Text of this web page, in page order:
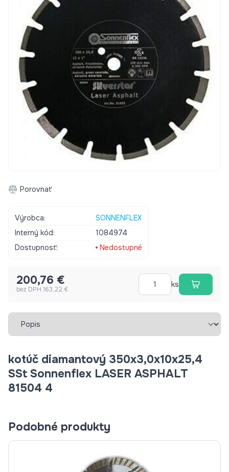
Porovnať
Výrobca:
SONNENFLEX
Interný kód:
1084974
Dostupnosť:
Nedostupné
200,76 €
bez DPH 163,22 €
ks
Vybrať záložku
kotúč diamantový 350x3,0x10x25,4
SSt Sonnenflex LASER ASPHALT
81504 4
Podobné produkty